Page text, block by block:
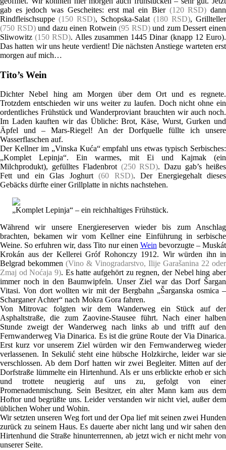
gab es jedoch was Gescheites: erst mal ein Bier (120 RSD) dann
Rindfleischsuppe (150 RSD), Schopska-Salat (180 RSD), Grillteller
(750 RSD)und dazu einen Rotwein(95 RSD)und zum Dessert einen
Sliwowitz(150 RSD). Alles zusammen 1445 Dinar (knapp 12 Euro).
Das hatten wir uns heute verdient! Die nächsten Anstiege warteten erst
morgen auf mich…
Tito’s Wein
Dichter Nebel hing am Morgen über dem Ort und es regnete.
Trotzdem entschieden wir uns weiter zu laufen. Doch nicht ohne ein
ordentliches Frühstück und Wanderproviant brauchten wir auch noch.
Im Laden kauften wir das Übliche: Brot, Käse, Wurst, Gurken und
Äpfel und – Mars-Riegel! An der Dorfquelle füllte ich unsere
Wasserflaschen auf.
Der Kellner im „Vinska Kuća“ empfahl uns etwas typisch Serbisches:
„Komplet Lepinja“. Ein warmes, mit Ei und Kajmak (ein
Milchprodukt), gefülltes Fladenbrot (250 RSD). Dazu gab’s heißes
Fett und ein Glas Joghurt(60 RSD). Der Energiegehalt dieses
Gebäcks dürfte einer Grillplatte in nichts nachstehen.
„Komplet Lepinja“ – ein reichhaltiges Frühstück.
Während wir unsere Energiereserven wieder bis zum Anschlag
brachten, bekamen wir vom Kellner eine Einführung in serbische
Weine. So erfuhren wir, dass Tito nur einen Weinbevorzugte – Muskát
Krokán aus der Kellerei Gróf Rohonczy 1912. Wir würden ihn in
Belgrad bekommen (Vino & Vinogradarstvo, Ilije Garašanina 22 oder
Zmaj od Noćaja 9). Es hatte aufgehört zu regnen, der Nebel hing aber
immer noch in den Baumwipfeln. Unser Ziel war das Dorf Šargan
Vitasi. Von dort wollten wir mit der Bergbahn „Šarganska osmica –
Scharganer Achter“ nach Mokra Gora fahren.
Von Mitrovac folgten wir dem Wanderweg ein Stück auf der
Asphaltstraße, die zum Zaovine-Stausee führt. Nach einer halben
Stunde zweigt der Wanderweg nach links ab und trifft auf den
Fernwanderweg Via Dinarica. Es ist die grüne Route der Via Dinarica.
Erst kurz vor unserem Ziel würden wir den Fernwanderweg wieder
verlassenen. In Sekulić steht eine hübsche Holzkirche, leider war sie
verschlossen. Ab dem Dorf hatten wir zwei Begleiter. Mitten auf der
Dorfstraße lümmelte ein Hirtenhund. Als er uns erblickte erhob er sich
und trottete neugierig auf uns zu, gefolgt von einer
Promenadenmischung. Sein Besitzer, ein alter Mann kam aus dem
Hoftor und begrüßte uns. Leider verstanden wir nicht viel, außer dem
üblichen Woher und Wohin.
Wir setzten unseren Weg fort und der Opa lief mit seinen zwei Hunden
zurück zu seinem Haus. Es dauerte aber nicht lang und wir sahen den
Hirtenhund die Straße hinunterrennen, ab jetzt wich er nicht mehr von
unserer Seite.